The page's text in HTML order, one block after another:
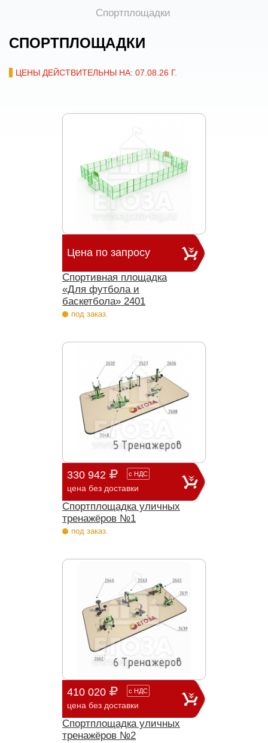
Спортплощадки
СПОРТПЛОЩАДКИ
ЦЕНЫ ДЕЙСТВИТЕЛЬНЫ НА: 07.08.26 Г.
Цена по запросу
Спортивная площадка
«Для футбола и
баскетбола» 2401
под заказ.
330 942 с НДС
цена без доставки
Спортплощадка уличных
тренажёров №1
под заказ.
410 020 с НДС
цена без доставки
Спортплощадка уличных
тренажёров №2